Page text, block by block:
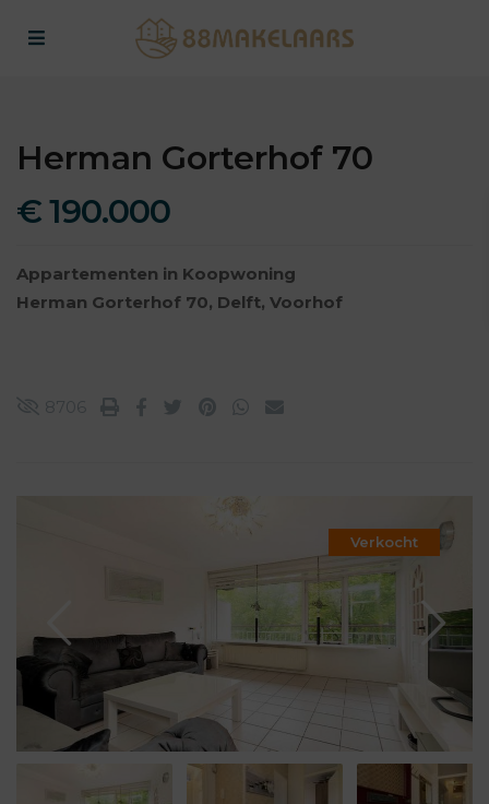
Herman Gorterhof 70
€ 190.000
Appartementen in Koopwoning
Herman Gorterhof 70, Delft, Voorhof
8706
Verkocht